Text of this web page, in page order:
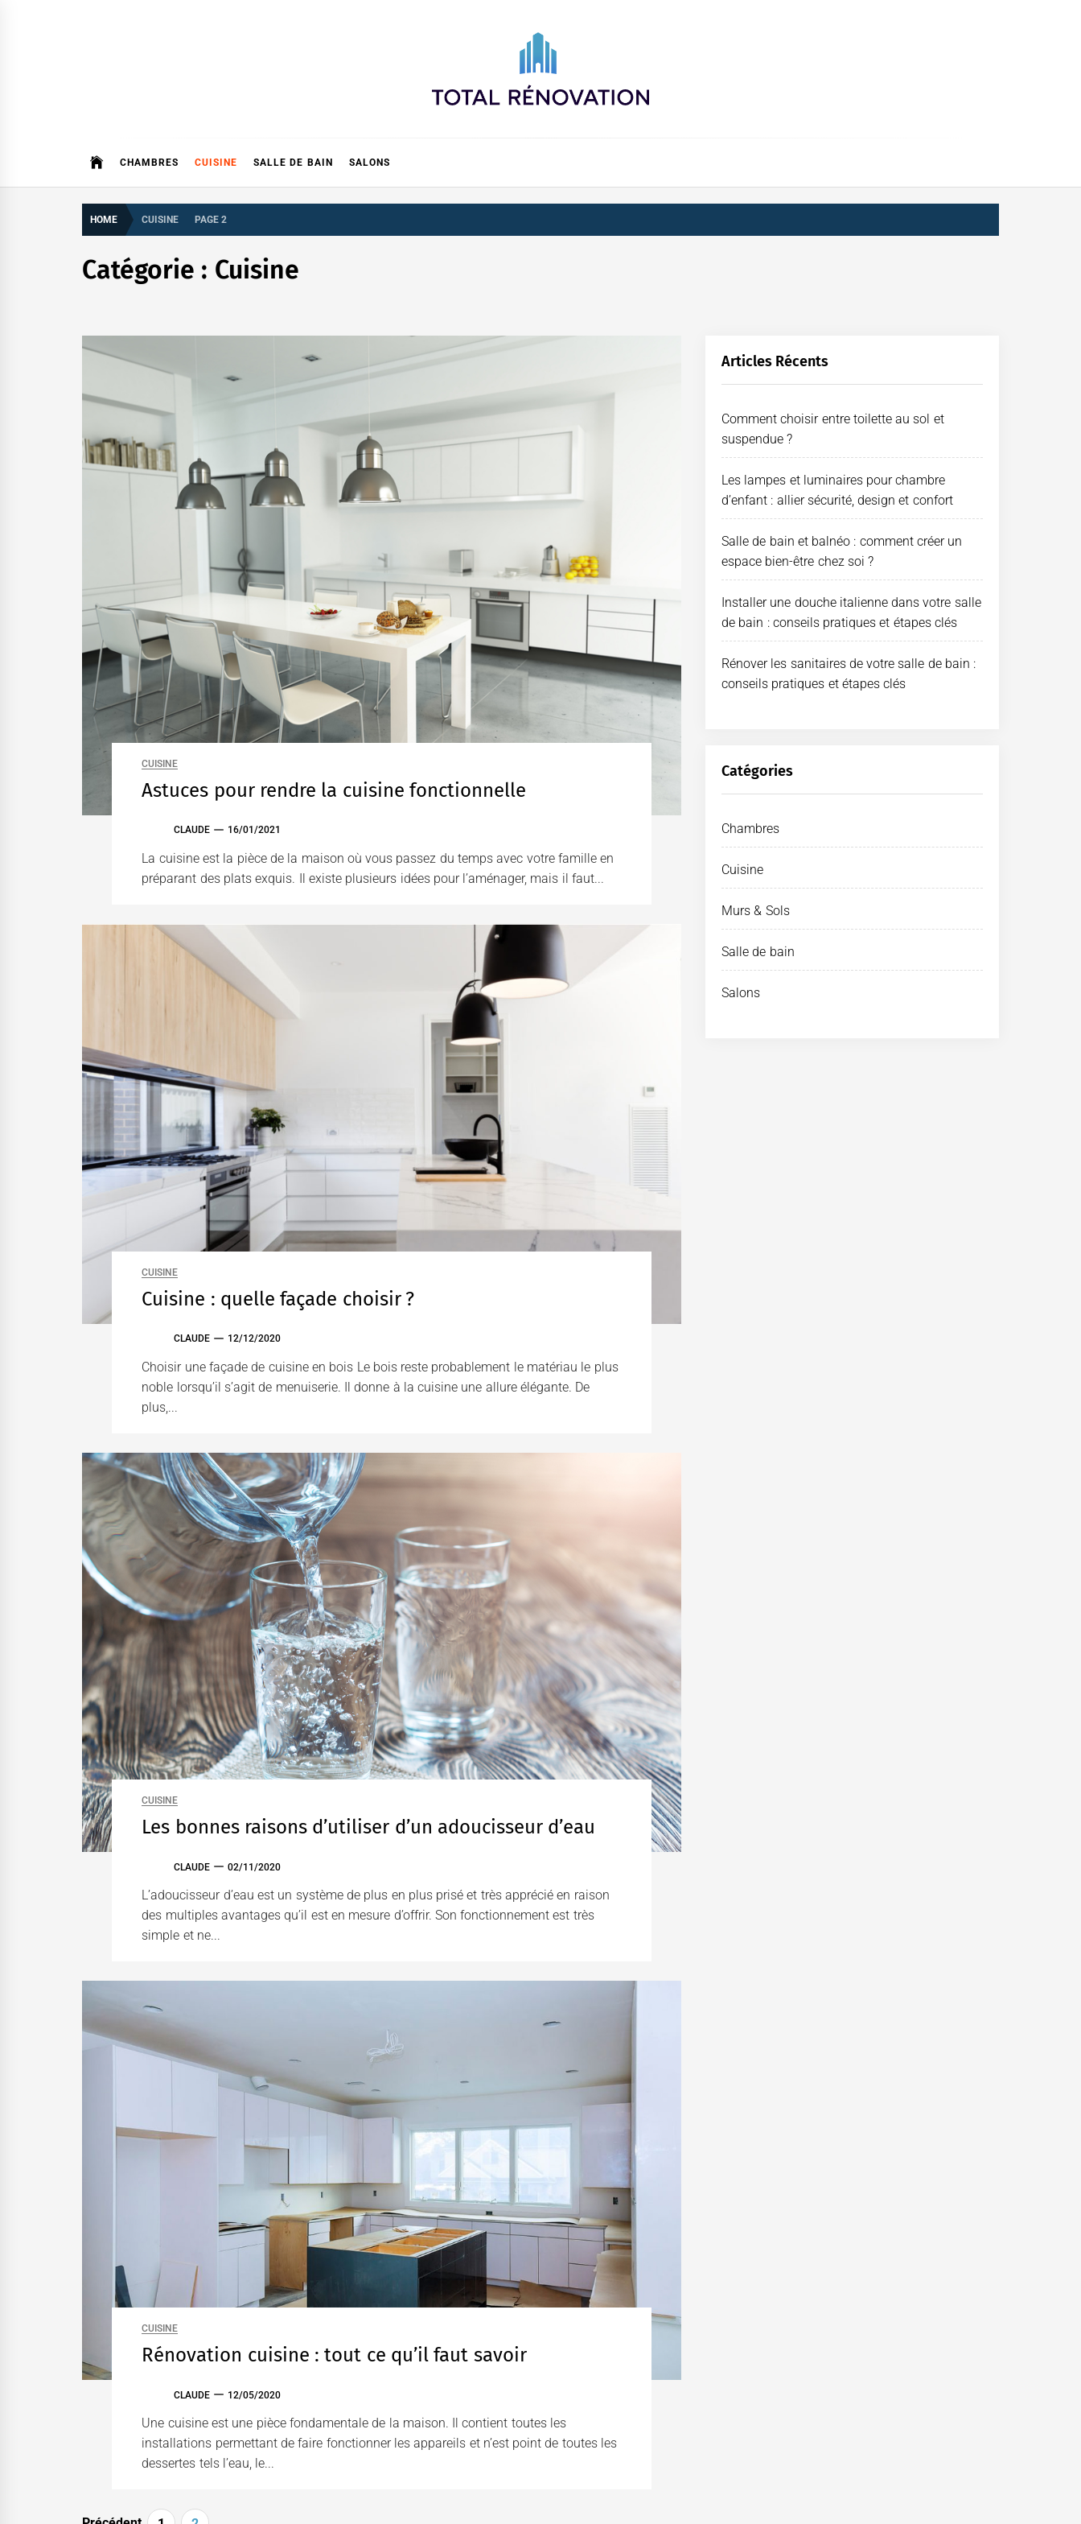
CHAMBRES CUISINE SALLE DE BAIN SALONS
HOME CUISINE PAGE 2
Catégorie : Cuisine
CUISINE
Astuces pour rendre la cuisine fonctionnelle
CLAUDE 16/01/2021
La cuisine est la pièce de la maison où vous passez du temps avec votre famille en
préparant des plats exquis. Il existe plusieurs idées pour l’aménager, mais il faut...
CUISINE
Cuisine : quelle façade choisir ?
CLAUDE 12/12/2020
Choisir une façade de cuisine en bois Le bois reste probablement le matériau le plus
noble lorsqu’il s’agit de menuiserie. Il donne à la cuisine une allure élégante. De
plus,...
CUISINE
Les bonnes raisons d’utiliser d’un adoucisseur d’eau
CLAUDE 02/11/2020
L’adoucisseur d’eau est un système de plus en plus prisé et très apprécié en raison
des multiples avantages qu’il est en mesure d’offrir. Son fonctionnement est très
simple et ne...
CUISINE
Rénovation cuisine : tout ce qu’il faut savoir
CLAUDE 12/05/2020
Une cuisine est une pièce fondamentale de la maison. Il contient toutes les
installations permettant de faire fonctionner les appareils et n’est point de toutes les
dessertes tels l’eau, le...
Articles Récents
Comment choisir entre toilette au sol et
suspendue ?
Les lampes et luminaires pour chambre
d’enfant : allier sécurité, design et confort
Salle de bain et balnéo : comment créer un
espace bien-être chez soi ?
Installer une douche italienne dans votre salle
de bain : conseils pratiques et étapes clés
Rénover les sanitaires de votre salle de bain :
conseils pratiques et étapes clés
Catégories
Chambres
Cuisine
Murs & Sols
Salle de bain
Salons